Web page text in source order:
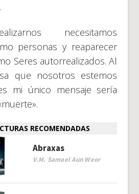
necesitamos
personas y reaparecer
Seres autorrealizados. Al
que nosotros estemos
mi único mensaje sería
RECOMENDADAS
Abraxas
V.M. Samael Aun Weor